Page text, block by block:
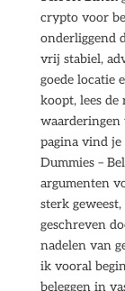
crypto voor
onderliggend
vrij stabiel,
goede locatie
koopt, lees
waarderingen
pagina vind
Dummies –
argumenten
sterk
geschreven
nadelen van
ik vooral
beleggen in